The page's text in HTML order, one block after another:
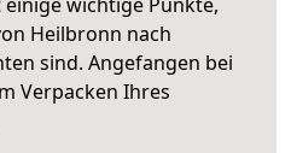
Heilbronn nach
sind. Angefangen bei
Verpacken Ihres